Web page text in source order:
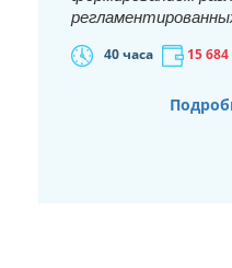
40 часа 15 684